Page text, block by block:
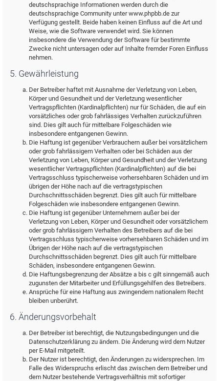
deutschsprachige Informationen werden durch die
deutschsprachige Community unter www.phpbb.de zur
Verfügung gestellt. Beide haben keinen Einfluss auf die Art und
Weise, wie die Software verwendet wird. Sie können
insbesondere die Verwendung der Software für bestimmte
Zwecke nicht untersagen oder auf Inhalte fremder Foren Einfluss
nehmen.
5. Gewährleistung
Der Betreiber haftet mit Ausnahme der Verletzung von Leben,
Körper und Gesundheit und der Verletzung wesentlicher
Vertragspflichten (Kardinalpflichten) nur für Schäden, die auf ein
vorsätzliches oder grob fahrlässiges Verhalten zurückzuführen
sind. Dies gilt auch für mittelbare Folgeschäden wie
insbesondere entgangenen Gewinn.
Die Haftung ist gegenüber Verbrauchern außer bei vorsätzlichem
oder grob fahrlässigem Verhalten oder bei Schäden aus der
Verletzung von Leben, Körper und Gesundheit und der Verletzung
wesentlicher Vertragspflichten (Kardinalpflichten) auf die bei
Vertragsschluss typischerweise vorhersehbaren Schäden und im
übrigen der Höhe nach auf die vertragstypischen
Durchschnittsschäden begrenzt. Dies gilt auch für mittelbare
Folgeschäden wie insbesondere entgangenen Gewinn.
Die Haftung ist gegenüber Unternehmern außer bei der
Verletzung von Leben, Körper und Gesundheit oder vorsätzlichem
oder grob fahrlässigem Verhalten des Betreibers auf die bei
Vertragsschluss typischerweise vorhersehbaren Schäden und im
Übrigen der Höhe nach auf die vertragstypischen
Durchschnittsschäden begrenzt. Dies gilt auch für mittelbare
Schäden, insbesondere entgangenen Gewinn.
Die Haftungsbegrenzung der Absätze a bis c gilt sinngemäß auch
zugunsten der Mitarbeiter und Erfüllungsgehilfen des Betreibers.
Ansprüche für eine Haftung aus zwingendem nationalem Recht
bleiben unberührt.
6. Änderungsvorbehalt
Der Betreiber ist berechtigt, die Nutzungsbedingungen und die
Datenschutzerklärung zu ändern. Die Änderung wird dem Nutzer
per E-Mail mitgeteilt.
Der Nutzer ist berechtigt, den Änderungen zu widersprechen. Im
Falle des Widerspruchs erlischt das zwischen dem Betreiber und
dem Nutzer bestehende Vertragsverhältnis mit sofortiger